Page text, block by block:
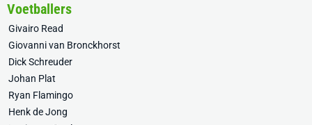
Voetballers
Givairo Read
Giovanni van Bronckhorst
Dick Schreuder
Johan Plat
Ryan Flamingo
Henk de Jong